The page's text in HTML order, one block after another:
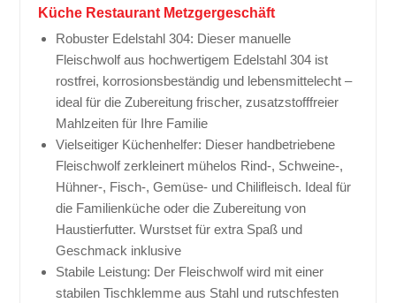
Küche Restaurant Metzgergeschäft
Robuster Edelstahl 304: Dieser manuelle
Fleischwolf aus hochwertigem Edelstahl 304 ist
rostfrei, korrosionsbeständig und lebensmittelecht –
ideal für die Zubereitung frischer, zusatzstofffreier
Mahlzeiten für Ihre Familie
Vielseitiger Küchenhelfer: Dieser handbetriebene
Fleischwolf zerkleinert mühelos Rind-, Schweine-,
Hühner-, Fisch-, Gemüse- und Chilifleisch. Ideal für
die Familienküche oder die Zubereitung von
Haustierfutter. Wurstset für extra Spaß und
Geschmack inklusive
Stabile Leistung: Der Fleischwolf wird mit einer
stabilen Tischklemme aus Stahl und rutschfesten